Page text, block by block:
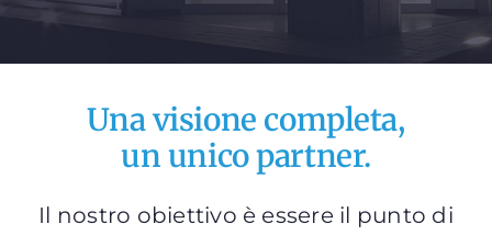
Una visione completa,
un unico partner.
Il nostro obiettivo è essere il punto di